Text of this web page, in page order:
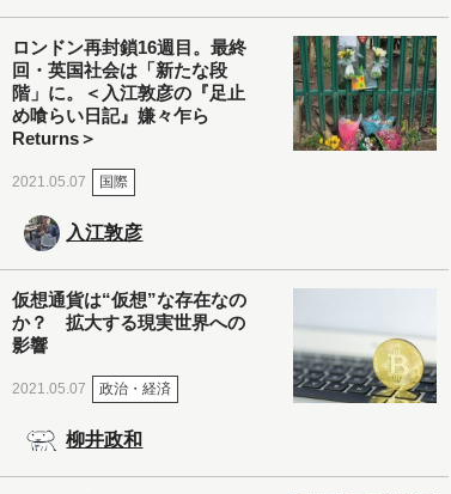
ロンドン再封鎖16週目。最終
回・英国社会は「新たな段
階」に。＜入江敦彦の『足止
め喰らい日記』嫌々乍ら
Returns＞
2021.05.07 国際
入江敦彦
仮想通貨は“仮想”な存在なの
か？ 拡大する現実世界への
影響
2021.05.07 政治・経済
柳井政和